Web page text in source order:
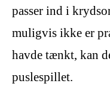
passer ind i
muligvis ikke er
havde tænkt, kan
puslespillet.